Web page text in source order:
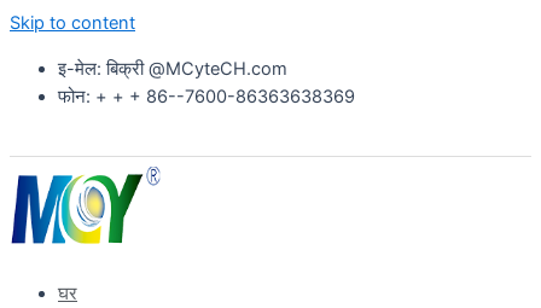
Skip to content
इ-मेल: बिक्री @MCyteCH.com
फोन: + + + 86--7600-86363638369
घर